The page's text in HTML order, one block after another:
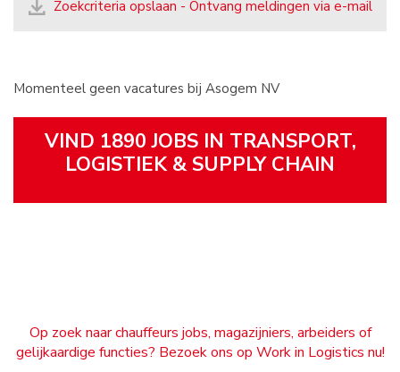
Zoekcriteria opslaan - Ontvang meldingen via e-mail
Momenteel geen vacatures bij Asogem NV
VIND 1890 JOBS IN TRANSPORT,
LOGISTIEK & SUPPLY CHAIN
Op zoek naar chauffeurs jobs, magazijniers, arbeiders of
gelijkaardige functies? Bezoek ons op Work in Logistics nu!